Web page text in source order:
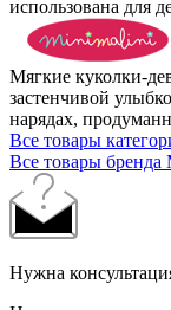
использована для
Мягкие куколки-
застенчивой
нарядах,
Все товары
Все товары
Нужна